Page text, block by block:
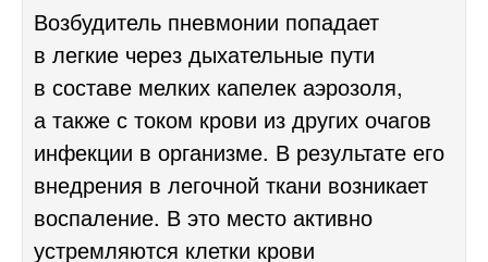
Возбудитель пневмонии попадает
в легкие через дыхательные пути
в составе мелких капелек аэрозоля,
а также с током крови из других очагов
инфекции в организме. В результате его
внедрения в легочной ткани возникает
воспаление. В это место активно
устремляются клетки крови